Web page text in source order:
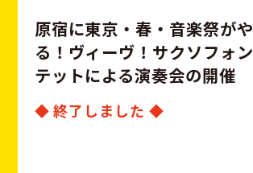
原宿に東京 ・春 ・ 音楽祭がや
る ！ ヴィ ーヴ ！ サクソフ ォン
テッ トによる演奏会の開催
◆ 終了しました ◆